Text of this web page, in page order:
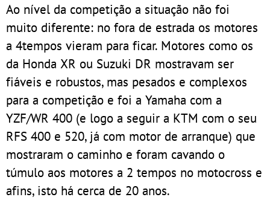
Ao nível da competição a situação não foi
muito diferente: no fora de estrada os motores
a 4tempos vieram para ficar. Motores como os
da Honda XR ou Suzuki DR mostravam ser
fiáveis e robustos, mas pesados e complexos
para a competição e foi a Yamaha com a
YZF/WR 400 (e logo a seguir a KTM com o seu
RFS 400 e 520, já com motor de arranque) que
mostraram o caminho e foram cavando o
túmulo aos motores a 2 tempos no motocross e
afins, isto há cerca de 20 anos.